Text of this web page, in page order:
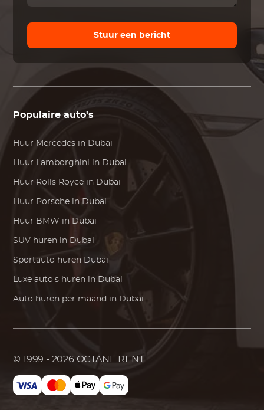
Stuur een bericht
Populaire auto's
Huur Mercedes in Dubai
Huur Lamborghini in Dubai
Huur Rolls Royce in Dubai
Huur Porsche in Dubai
Huur BMW in Dubai
SUV huren in Dubai
Sportauto huren Dubai
Luxe auto's huren in Dubai
Auto huren per maand in Dubai
© 1999 - 2026 OCTANE RENT